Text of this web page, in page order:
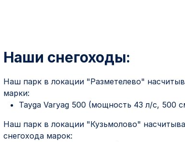
Наши снегоходы:
Наш парк в локации "Разметелево"
марки:
Tayga Varyag 500 (мощность 43 л/с, 500
Наш парк в локации "Кузьмолово"
снегохода марок: